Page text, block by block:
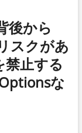
後から
スクがあ
止する
な